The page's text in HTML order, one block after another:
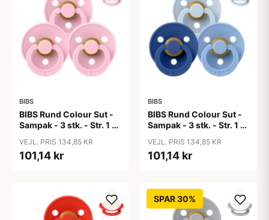
BIBS
BIBS Rund Colour Sut -
Sampak - 3 stk. - Str. 1 -
VEJL. PRIS 134,85 KR
101,14 kr
BIBS
BIBS Rund Colour Sut -
Sampak - 3 stk. - Str. 1 -
VEJL. PRIS 134,85 KR
101,14 kr
SPAR 30%